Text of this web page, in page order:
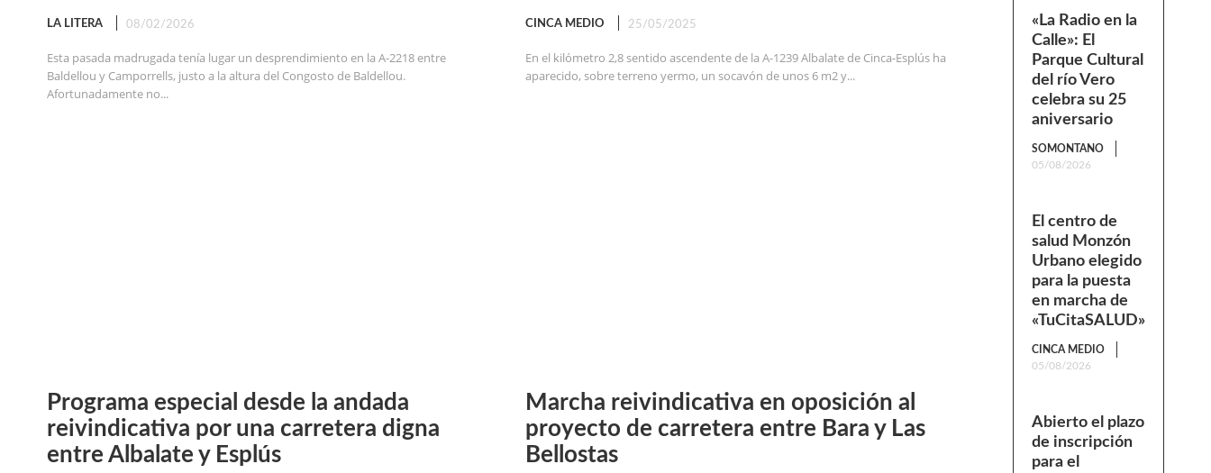
LA LITERA 08/02/2026
Esta pasada madrugada tenía lugar un desprendimiento en la A-2218 entre
Baldellou y Camporrells, justo a la altura del Congosto de Baldellou.
Afortunadamente no...
CINCA MEDIO 25/05/2025
En el kilómetro 2,8 sentido ascendente de la A-1239 Albalate de Cinca-Esplús ha
aparecido, sobre terreno yermo, un socavón de unos 6 m2 y...
Programa especial desde la andada
reivindicativa por una carretera digna
entre Albalate y Esplús
Marcha reivindicativa en oposición al
proyecto de carretera entre Bara y Las
Bellostas
«La Radio en la
Calle»: El
Parque Cultural
del río Vero
celebra su 25
aniversario
SOMONTANO
05/08/2026
El centro de
salud Monzón
Urbano elegido
para la puesta
en marcha de
«TuCitaSALUD»
CINCA MEDIO
05/08/2026
Abierto el plazo
de inscripción
para el